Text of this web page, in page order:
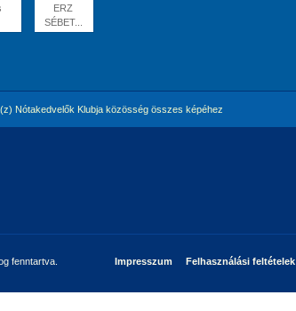
ERZ
SÉBET...
Nótakedvelők Klubja közösség összes képéhez
fenntartva. Impresszum Felhasználási feltételek